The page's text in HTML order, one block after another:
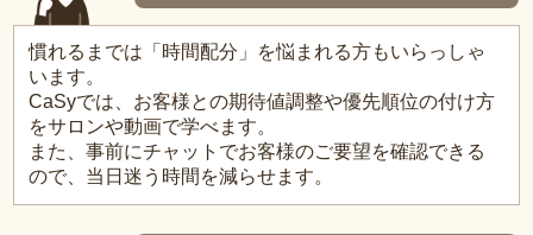
慣れるまでは「時間配分」を悩まれる方もいらっしゃ
います。
CaSyでは、お客様との期待値調整や優先順位の付け方
をサロンや動画で学べます。
また、事前にチャットでお客様のご要望を確認できる
ので、当日迷う時間を減らせます。